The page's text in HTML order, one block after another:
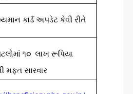
કાર્ડ અપડેટ કેવી રીતે
૧૦ લાખ રૂપિયા
મફત સારવાર